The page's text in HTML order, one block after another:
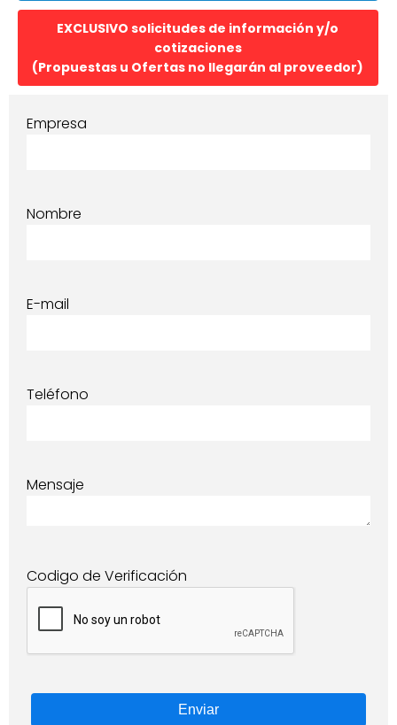
EXCLUSIVO solicitudes de información y/o
cotizaciones
(Propuestas u Ofertas no llegarán al proveedor)
Empresa
Nombre
E-mail
Teléfono
Mensaje
Codigo de Verificación
Enviar